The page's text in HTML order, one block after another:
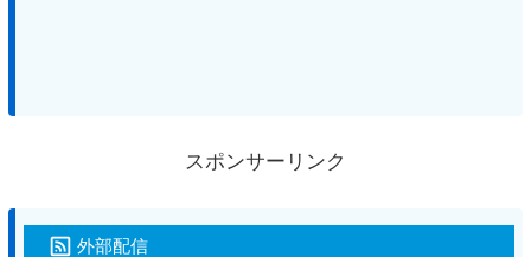
スポンサーリンク
外部配信